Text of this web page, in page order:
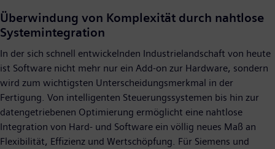
Überwindung von Komplexität durch nahtlose
Systemintegration
In der sich schnell entwickelnden Industrielandschaft von heute
ist Software nicht mehr nur ein Add-on zur Hardware, sondern
wird zum wichtigsten Unterscheidungsmerkmal in der
Fertigung. Von intelligenten Steuerungssystemen bis hin zur
datengetriebenen Optimierung ermöglicht eine nahtlose
Integration von Hard- und Software ein völlig neues Maß an
Flexibilität, Effizienz und Wertschöpfung. Für Siemens und